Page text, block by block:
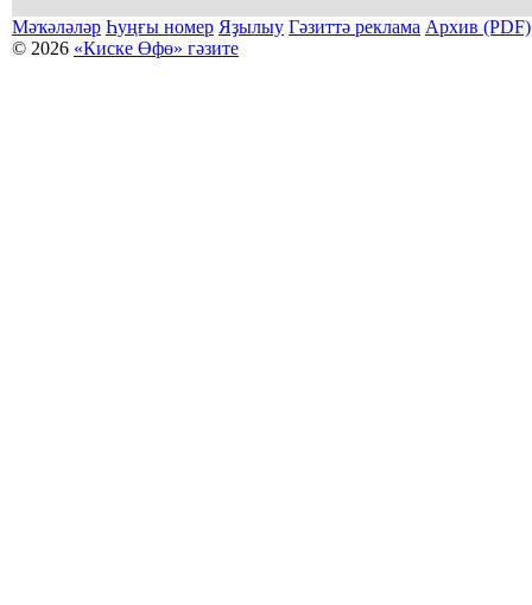
Мәҡәләләр Һуңғы номер Яҙылыу Гәзиттә реклама Архив (PDF)
© 2026 «Киске Өфө» гәзите